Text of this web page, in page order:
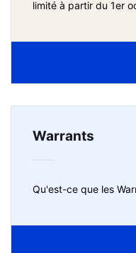
limité à partir du 1er
Warrants
Qu'est-ce que les